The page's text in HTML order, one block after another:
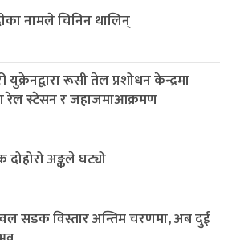
नामले चिनिन थालिन्
युक्रेनद्वारा रूसी तेल प्रशोधन केन्द्रमा
रेल स्टेसन र जहाजमाआक्रमण
अङ्कले घट्यो
सडक विस्तार अन्तिम चरणमा, अब दुई